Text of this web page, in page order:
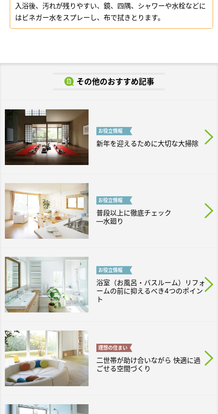
入浴後、汚れが残りやすい、鏡、四隅、シャワーや水栓などに
はビネガー水をスプレーし、布で拭きとります。
その他のおすすめ記事
お役立情報
新年を迎えるために大切な大掃除
お役立情報
普段以上に徹底チェック
―水廻り
お役立情報
浴室（お風呂・バスルーム）リフォ
ームの前に抑えるべき4つのポイン
ト
理想の住まい
二世帯が助け合いながら 快適に過
ごせる空間づくり